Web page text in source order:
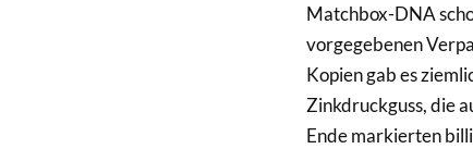
Matchbox-DNA
vorgegebenen
Kopien gab es
Zinkdruckguss, die
Ende markierten